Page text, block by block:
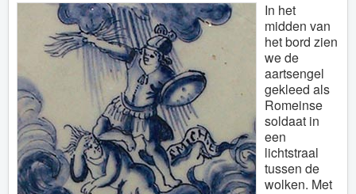
In het
midden van
het bord zien
we de
aartsengel
gekleed als
Romeinse
soldaat in
een
lichtstraal
tussen de
wolken. Met